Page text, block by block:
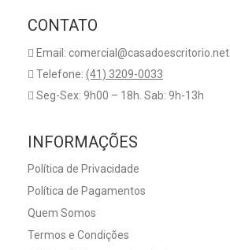
CONTATO
Email: comercial@casadoescritorio.net
Telefone: (41) 3209-0033
Seg-Sex: 9h00 – 18h. Sab: 9h-13h
INFORMAÇÕES
Política de Privacidade
Política de Pagamentos
Quem Somos
Termos e Condições